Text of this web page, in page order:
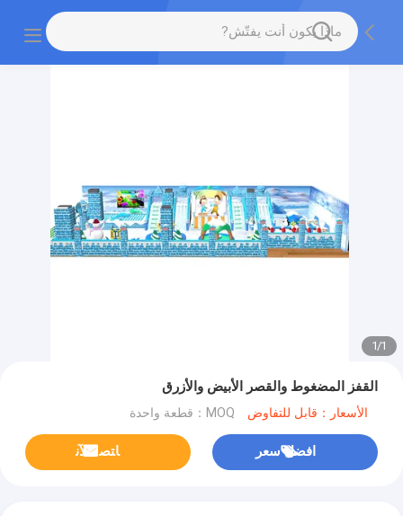
1
/
1
القفز المضغوط والقصر الأبيض والأزرق
الأسعار：قابل للتفاوض MOQ：قطعة واحدة
افضل سعر ﺎﺘﺼﻟ ﺍﻶﻧ